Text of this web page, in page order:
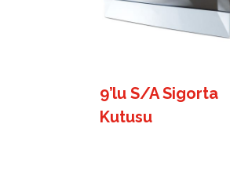
9’lu S/A Sigorta
Kutusu